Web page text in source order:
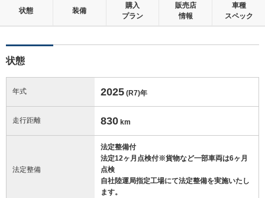
状態 装備
購入
プラン
販売店
情報
車種
スペック
状態
年式 2025 (R7)年
走行距離 830 km
法定整備
法定整備付
法定12ヶ月点検付※貨物など一部車両は6ヶ月
点検
自社陸運局指定工場にて法定整備を実施いたし
ます。